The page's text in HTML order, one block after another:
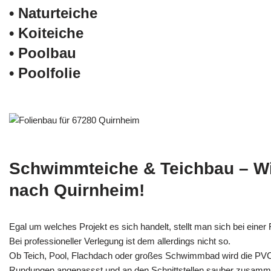
• Naturteiche
• Koiteiche
• Poolbau
• Poolfolie
Schwimmteiche & Teichbau –
nach Quirnheim!
Egal um welches Projekt es sich handelt, stellt man sich bei einer
Bei professioneller Verlegung ist dem allerdings nicht so.
Ob Teich, Pool, Flachdach oder großes Schwimmbad wird die